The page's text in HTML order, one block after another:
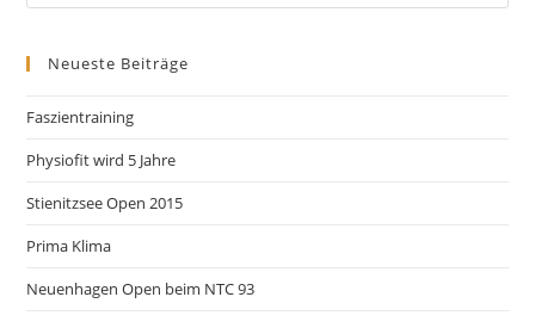
Neueste Beiträge
Faszientraining
Physiofit wird 5 Jahre
Stienitzsee Open 2015
Prima Klima
Neuenhagen Open beim NTC 93